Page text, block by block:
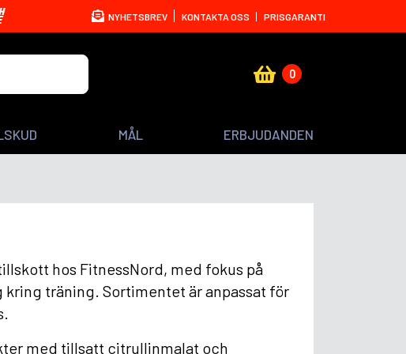
NYHETSBREV KONTAKTA OSS PRISGARANTI
0
MÅL ERBJUDANDEN
hos FitnessNord, med fokus på
träning. Sortimentet är anpassat för
med tillsatt citrullinmalat och